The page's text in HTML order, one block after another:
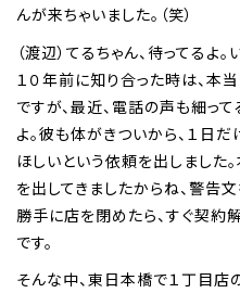
んが来ちゃいました。（笑）
（渡辺）てるちゃん、待ってるよ
１０年前に知り合った時は、本
ですが、最近、電話の声も細っ
よ。彼も体がきついから、１日だ
ほしいという依頼を出しました
を出してきましたからね、警告
勝手に店を閉めたら、すぐ契約
です。
そんな中、東日本橋で１丁目店